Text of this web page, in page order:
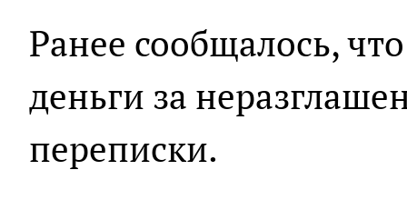
Ранее сообщалось,
деньги за
переписки.